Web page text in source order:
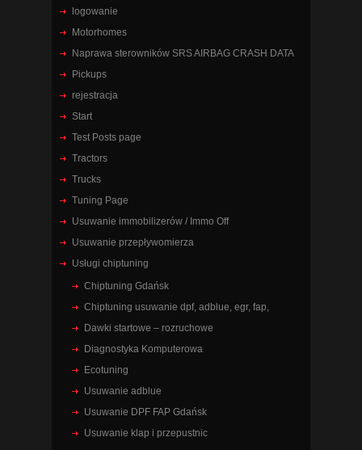
logowanie
Motorhomes
Naprawa sterowników SRS AIRBAG CRASH DATA
Pickups
rejestracja
Start
Test Posts page
Tractors
Trucks
Tuning Page
Usuwanie immobilizerów / Immo Off
Usuwanie przepływomierza
Usługi chiptuning
Chiptuning Gdańsk
Chiptuning usuwanie dpf, adblue, egr, fap,
Dawki startowe – rozruchowe
Diagnostyka Komputerowa
Ecotuning
Usuwanie adblue
Usuwanie DPF FAP Gdańsk
Usuwanie klap i przepustnic